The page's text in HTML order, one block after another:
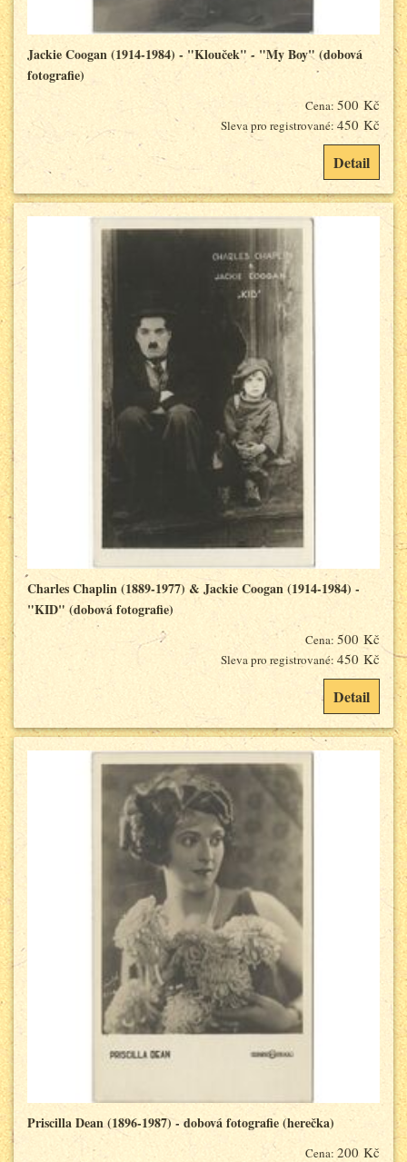
Jackie Coogan (1914-1984) - "Klouček" - "My Boy" (dobová
fotografie)
Cena: 500 Kč
Sleva pro registrované: 450 Kč
Detail
Charles Chaplin (1889-1977) & Jackie Coogan (1914-1984) -
"KID" (dobová fotografie)
Cena: 500 Kč
Sleva pro registrované: 450 Kč
Detail
Priscilla Dean (1896-1987) - dobová fotografie (herečka)
Cena: 200 Kč